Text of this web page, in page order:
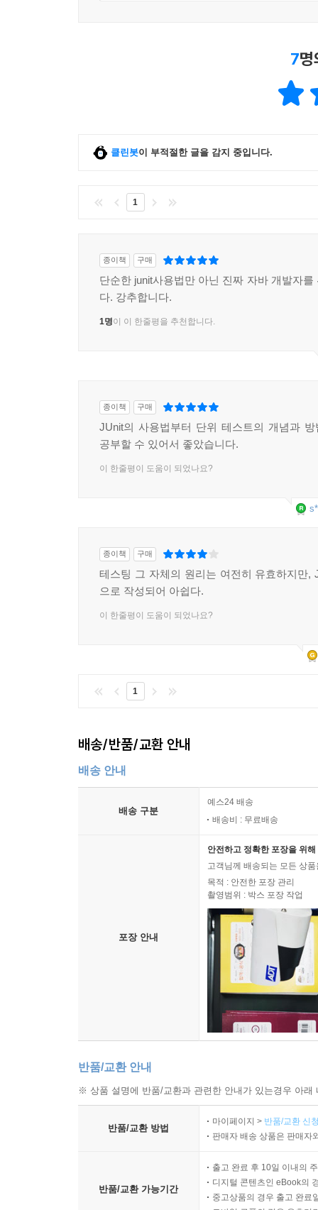
7
클린봇이 부적절한 글을 감지 중입니다.
1
종이책 구매
단순한 junit사용법만 아닌 진짜 자바 개발자를
다. 강추합니다.
1명이 이 한줄평을 추천합니다.
종이책 구매
JUnit의 사용법부터 단위 테스트의 개념과
공부할 수 있어서 좋았습니다.
이 한줄평이 도움이 되었나요?
종이책 구매
테스팅 그 자체의 원리는 여전히 유효하지만,
으로 작성되어 아쉽다.
이 한줄평이 도움이 되었나요?
1
배송/반품/교환 안내
배송 안내
배송 구분
예스24 배송
배송비 : 무료배송
포장 안내
안전하고 정확한 포장을 위
고객님께 배송되는 모든 상
목적 : 안전한 포장 관리
촬영범위 : 박스 포장 작업
반품/교환 안내
※ 상품 설명에 반품/교환과 관련한 안내가 있는경우 아
반품/교환 방법
마이페이지 > 반품/교환 신
판매자 배송 상품은 판매자
반품/교환 가능기간
출고 완료 후 10일 이내의
디지털 콘텐츠인 eBook의
중고상품의 경우 출고 완료